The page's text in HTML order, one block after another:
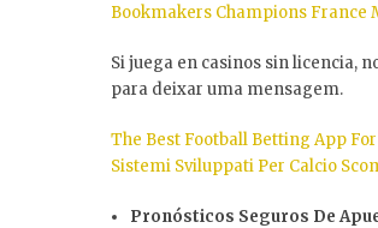
Bookmakers Champions France
Si juega en casinos sin licencia,
para deixar uma mensagem.
The Best Football Betting App For
Sistemi Sviluppati Per Calcio
Pronósticos Seguros De